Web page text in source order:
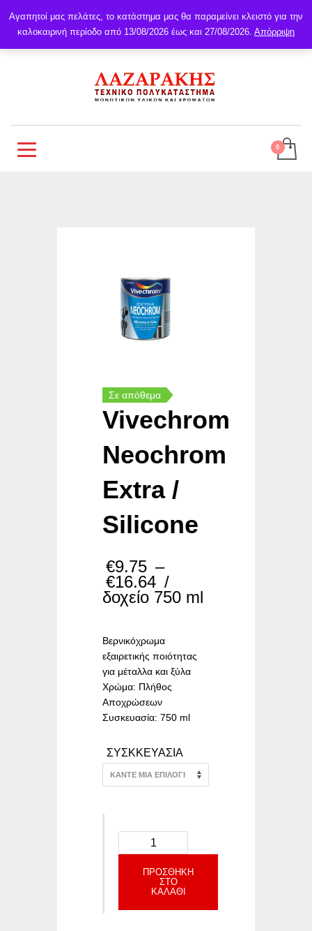
Σε απόθεμα
Vivechrom
Neochrom
Extra /
Silicone
€9.75 –
€16.64 Price
range:
€16.64
/
δοχείο 750 ml
Βερνικόχρωμα
εξαιρετικής ποιότητας
για μέταλλα και ξύλα
Χρώμα: Πλήθος
Αποχρώσεων
Συσκευασία: 750 ml
ΣΥΣΚΚΕΥΑΣΙΑ
ΠΡΟΣΘΉΚΗ
ΣΤΟ
ΚΑΛΆΘΙ
Αγαπητοί μας πελάτες, το κατάστημα μας θα παραμείνει κλειστό για την
καλοκαιρινή περίοδο από 13/08/2026 έως και 27/08/2026. Απόρριψη